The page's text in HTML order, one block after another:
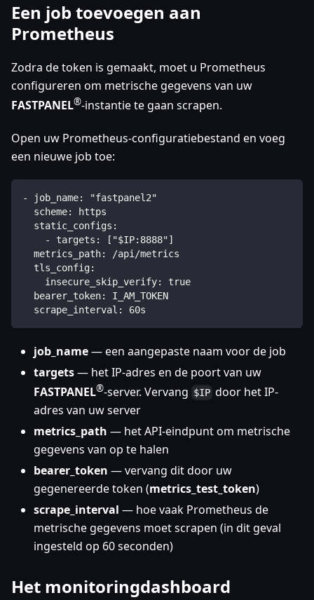
Een job toevoegen aan
Prometheus
Zodra de token is gemaakt, moet u Prometheus
configureren om metrische gegevens van uw
FASTPANEL®-instantie te gaan scrapen.
Open uw Prometheus-configuratiebestand en voeg
een nieuwe job toe:
- job_name: "fastpanel2"
  scheme: https
  static_configs:
    - targets: ["$IP:8888"]
  metrics_path: /api/metrics
  tls_config:
    insecure_skip_verify: true
  bearer_token: I_AM_TOKEN
  scrape_interval: 60s
job_name— een aangepaste naam voor de job
targets— het IP-adres en de poort van uw
FASTPANEL®-server. Vervang $IP door het IP-
adres van uw server
metrics_path — het API-eindpunt om metrische
gegevens van op te halen
bearer_token — vervang dit door uw
gegenereerde token (metrics_test_token)
scrape_interval — hoe vaak Prometheus de
metrische gegevens moet scrapen (in dit geval
ingesteld op 60 seconden)
Het monitoringdashboard